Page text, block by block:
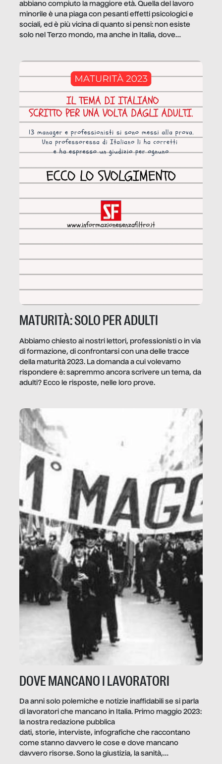
abbiano compiuto la maggiore età. Quella del lavoro
minorile è una piaga con pesanti effetti psicologici e
sociali, ed è più vicina di quanto si pensi: non esiste
solo nel Terzo mondo, ma anche in Italia, dove
MATURITÀ: SOLO PER ADULTI
Abbiamo chiesto ai nostri lettori, professionisti o in via
di formazione, di confrontarsi con una delle tracce
della maturità 2023. La domanda a cui volevamo
rispondere è: sapremmo ancora scrivere un tema, da
adulti? Ecco le risposte, nelle loro prove.
DOVE MANCANO I LAVORATORI
Da anni solo polemiche e notizie inaffidabili se si parla
di lavoratori che mancano in Italia. Primo maggio 2023:
la nostra redazione pubblica
dati, storie, interviste, infografiche che raccontano
come stanno davvero le cose e dove mancano
davvero risorse. Sono la giustizia, la sanità,